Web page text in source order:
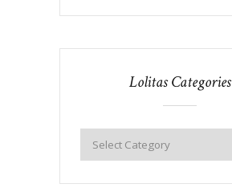
Lolitas Categories